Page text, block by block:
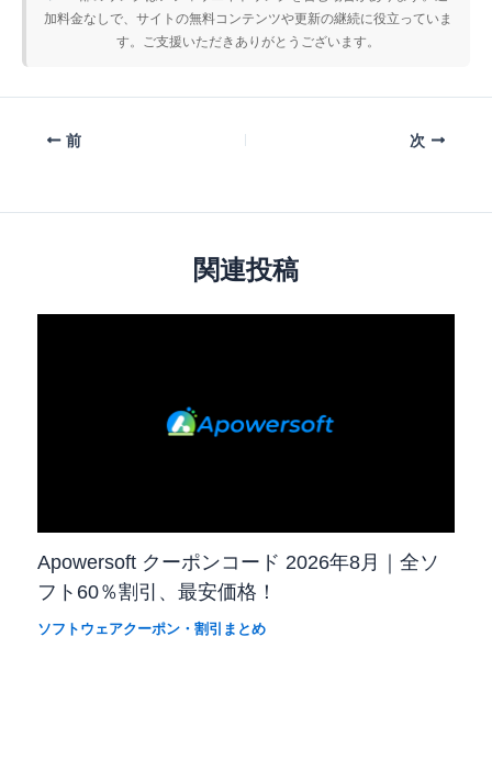
加料金なしで、サイトの無料コンテンツや更新の継続に役立っていま
す。ご支援いただきありがとうございます。
前 次
関連投稿
Apowersoft クーポンコード 2026年8月｜全ソ
フト60％割引、最安価格！
ソフトウェアクーポン・割引まとめ